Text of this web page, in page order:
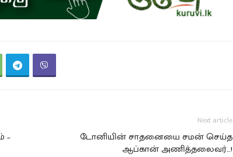
–
Next article
டோனியின் சாதனையை சமன் செய்த
ஆப்கான் அணித்தலைவர்…!